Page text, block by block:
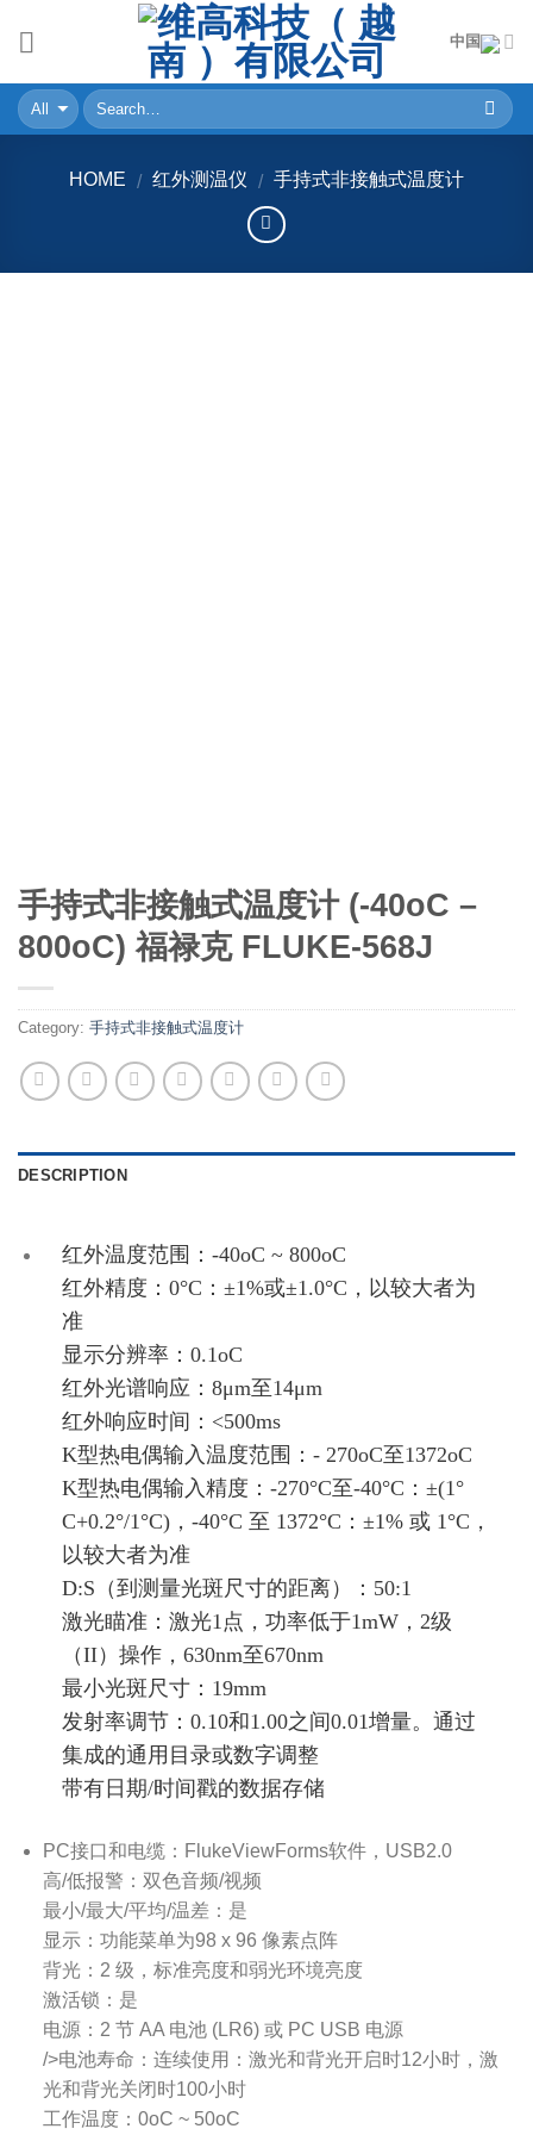
中国
HOME / 红外测温仪 / 手持式非接触式温度计
手持式非接触式温度计 (-40oC –
800oC) 福禄克 FLUKE-568J
Category: 手持式非接触式温度计
DESCRIPTION
红外温度范围：-40oC ~ 800oC
红外精度：0°C：±1%或±1.0°C，以较大者为
准
显示分辨率：0.1oC
红外光谱响应：8μm至14μm
红外响应时间：<500ms
K型热电偶输入温度范围：- 270oC至1372oC
K型热电偶输入精度：-270°C至-40°C：±(1°
C+0.2°/1°C)，-40°C 至 1372°C：±1% 或 1°C，
以较大者为准
D:S（到测量光斑尺寸的距离）：50:1
激光瞄准：激光1点，功率低于1mW，2级
（II）操作，630nm至670nm
最小光斑尺寸：19mm
发射率调节：0.10和1.00之间0.01增量。通过
集成的通用目录或数字调整
带有日期/时间戳的数据存储
PC接口和电缆：FlukeViewForms软件，USB2.0
高/低报警：双色音频/视频
最小/最大/平均/温差：是
显示：功能菜单为98 x 96 像素点阵
背光：2 级，标准亮度和弱光环境亮度
激活锁：是
电源：2 节 AA 电池 (LR6) 或 PC USB 电源
/>电池寿命：连续使用：激光和背光开启时12小时，激
光和背光关闭时100小时
工作温度：0oC ~ 50oC